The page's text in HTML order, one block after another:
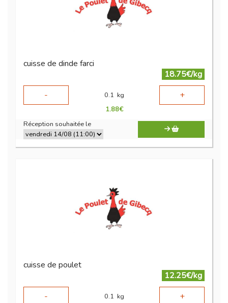
cuisse de dinde farci
18.75€/kg
-
0.1 kg +
1.88€
Réception souhaitée le
cuisse de poulet
12.25€/kg
-
0.1 kg +